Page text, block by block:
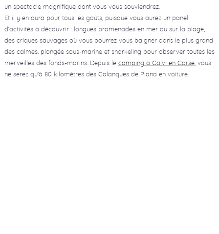
un spectacle magnifique dont vous vous souviendrez.
Et il y en aura pour tous les goûts, puisque vous aurez un panel
d’activités à découvrir : longues promenades en mer ou sur la plage,
des criques sauvages où vous pourrez vous baigner dans le plus grand
des calmes, plongée sous-marine et snorkeling pour observer toutes les
merveilles des fonds-marins. Depuis le camping à Calvi en Corse, vous
ne serez qu’à 80 kilomètres des Calanques de Piana en voiture.